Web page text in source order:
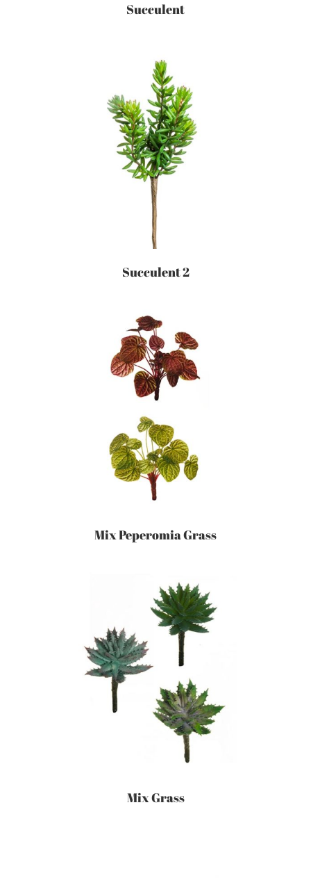
Succulent
Succulent 2
Mix Peperomia Grass
Mix Grass